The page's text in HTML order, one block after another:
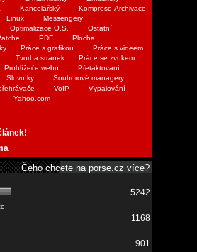
Kancelářský
Komprese-Archivace
Linux
Messengery
Optimalizace O.S.
Ostatní
PDF
Plocha
Práce s grafikou
Práce s videem
Tvorba stránek
Práce se zvukem
Prohlížeče webu
Přetaktování
Slovníky
Souborové managery
VoIP
Vypalování
Yahoo.com
Čeho chcete na porse.cz více?
5242
1168
901